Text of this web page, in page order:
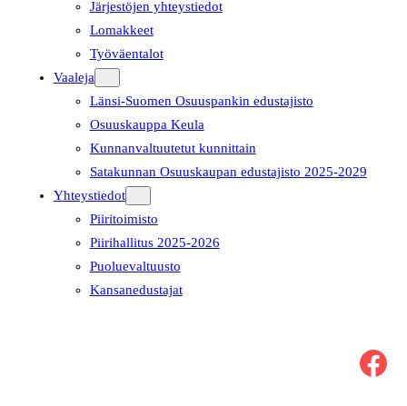
Järjestöjen yhteystiedot
Lomakkeet
Työväentalot
Vaaleja
Länsi-Suomen Osuuspankin edustajisto
Osuuskauppa Keula
Kunnanvaltuutetut kunnittain
Satakunnan Osuuskaupan edustajisto 2025-2029
Yhteystiedot
Piiritoimisto
Piirihallitus 2025-2026
Puoluevaltuusto
Kansanedustajat
Facebook